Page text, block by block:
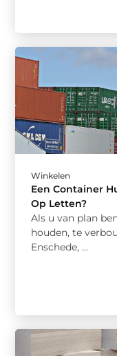
Winkelen
Een Container
Op Letten?
Als u van plan
houden, te
Enschede, ...